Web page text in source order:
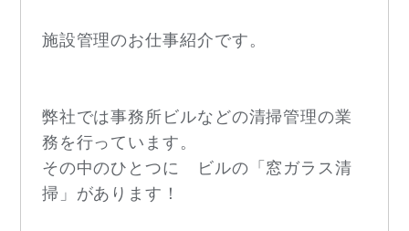
施設管理のお仕事紹介です。
弊社では事務所ビルなどの清掃管理の業
務を行っています。
その中のひとつに ビルの「窓ガラス清
掃」があります！